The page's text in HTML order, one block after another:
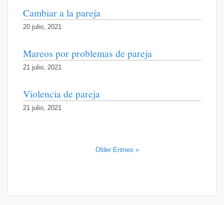
Cambiar a la pareja
20 julio, 2021
Mareos por problemas de pareja
21 julio, 2021
Violencia de pareja
21 julio, 2021
Older Entries »